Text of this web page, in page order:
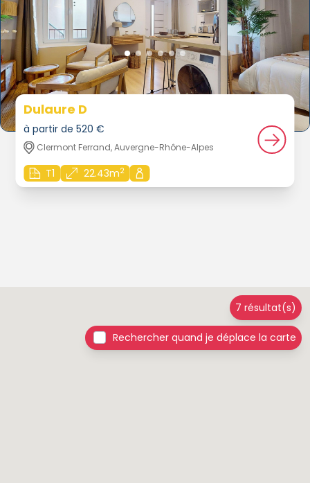
Dulaure D
à partir de 520 €
Clermont Ferrand, Auvergne-Rhône-Alpes
T1 22.43m2
7 résultat(s)
Rechercher quand je déplace la carte